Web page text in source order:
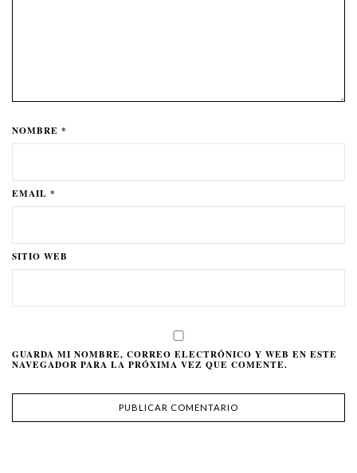
NOMBRE *
EMAIL *
SITIO WEB
GUARDA MI NOMBRE, CORREO ELECTRÓNICO Y WEB EN ESTE
NAVEGADOR PARA LA PRÓXIMA VEZ QUE COMENTE.